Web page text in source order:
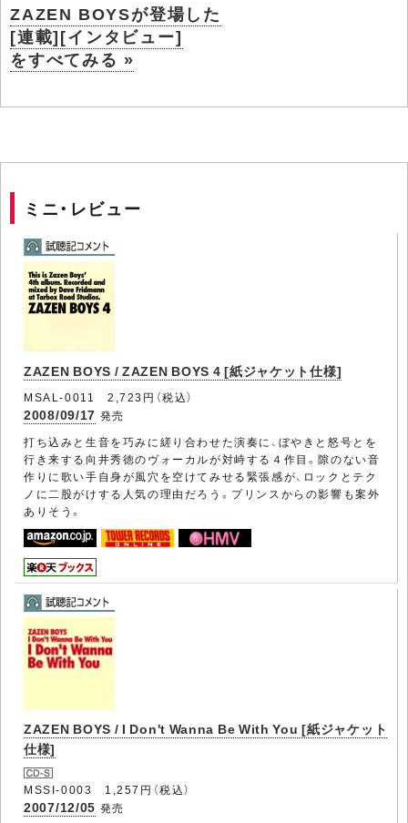
ZAZEN BOYSが登場した
[連載][インタビュー]
をすべてみる »
ミニ・レビュー
ZAZEN BOYS / ZAZEN BOYS 4 [紙ジャケット仕様]
MSAL-0011 2,723円（税込）
2008/09/17 発売
打ち込みと生音を巧みに縒り合わせた演奏に、ぼやきと怒号とを
行き来する向井秀徳のヴォーカルが対峙する４作目。隙のない音
作りに歌い手自身が風穴を空けてみせる緊張感が、ロックとテク
ノに二股がけする人気の理由だろう。プリンスからの影響も案外
ありそう。
ZAZEN BOYS / I Don't Wanna Be With You [紙ジャケット
仕様]
MSSI-0003 1,257円（税込）
2007/12/05 発売